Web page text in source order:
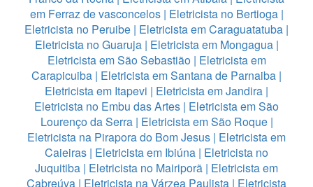
em Ferraz de vasconcelos| Eletricista no Bertioga|
Eletricista no Peruibe | Eletricista em Caraguatatuba |
Eletricista no Guaruja| Eletricista em Mongagua|
Eletricista em São Sebastião| Eletricista em
Carapicuiba | Eletricista em Santana de Parnaiba |
Eletricista em Itapevi | Eletricista em Jandira |
Eletricista no Embu das Artes | Eletricista em São
Lourenço da Serra| Eletricista em São Roque|
Eletricista na Pirapora do Bom Jesus | Eletricista em
Caieiras | Eletricista em Ibiúna | Eletricista no
Juquitiba | Eletricista no Mairiporã | Eletricista em
Cabreúva | Eletricista na Várzea Paulista | Eletricista